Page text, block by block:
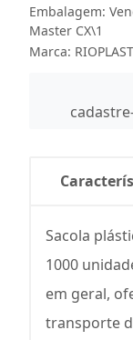
Embalagem:
Master CX\1
Marca:
Sacola
1000
em geral,
transporte